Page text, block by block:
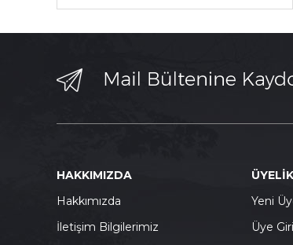
HAKKIMIZDA
Hakkımızda
Yeni
İletişim Bilgilerimiz
Üye